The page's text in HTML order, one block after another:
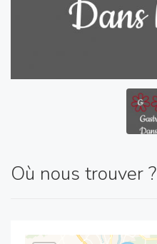
Où nous trouver ?